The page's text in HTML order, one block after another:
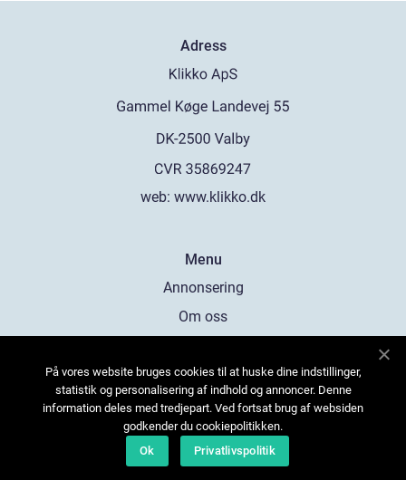
Adress
web: www.klikko.dk
Menu
Annonsering
Om oss
Kontakta oss
Sitemap
På vores website bruges cookies til at huske dine indstillinger,
statistik og personalisering af indhold og annoncer. Denne
information deles med tredjepart. Ved fortsat brug af websiden
godkender du cookiepolitikken.
Ok
Privatlivspolitik